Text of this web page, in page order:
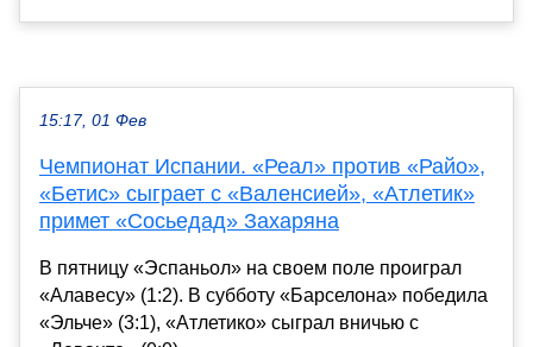
15:17, 01 Фев
Чемпионат Испании. «Реал» против «Райо»,
«Бетис» сыграет с «Валенсией», «Атлетик»
примет «Сосьедад» Захаряна
В пятницу «Эспаньол» на своем поле проиграл
«Алавесу» (1:2). В субботу «Барселона» победила
«Эльче» (3:1), «Атлетико» сыграл вничью с